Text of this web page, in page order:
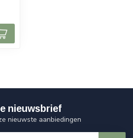
nieuwsbrief
nieuwste aanbiedingen